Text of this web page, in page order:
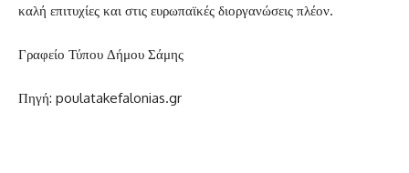
καλή επιτυχίες και στις ευρωπαϊκές διοργανώσεις πλέον.
Γραφείο Τύπου Δήμου Σάμης
Πηγή: poulatakefalonias.gr